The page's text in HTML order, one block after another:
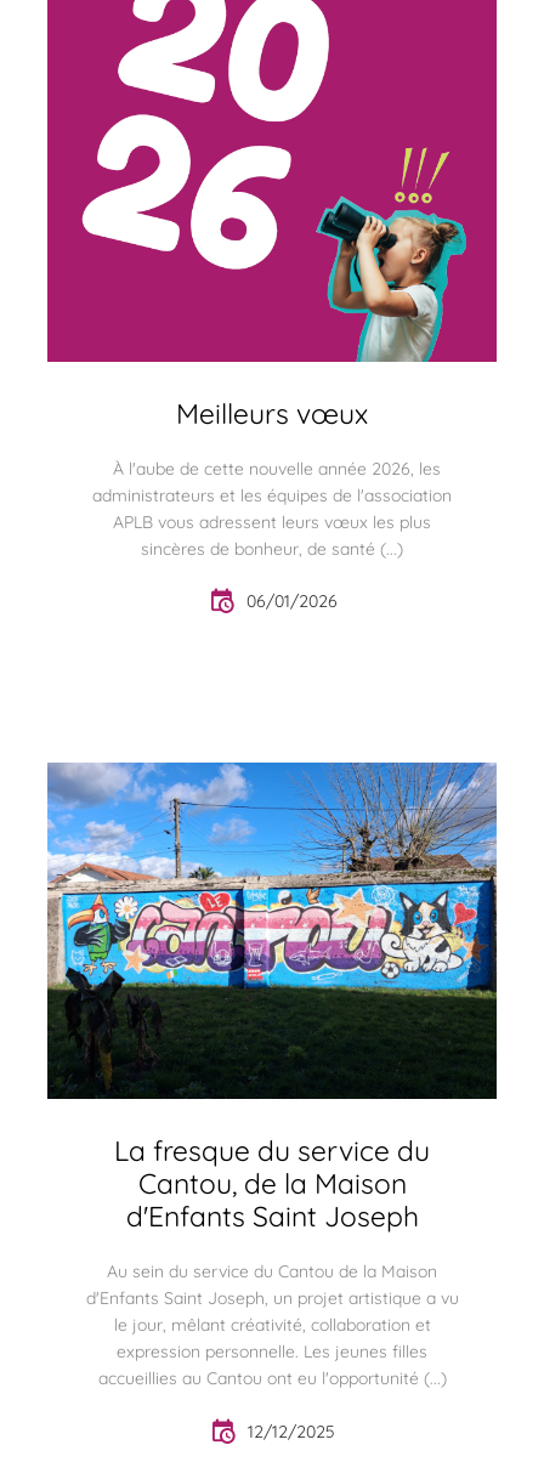
Meilleurs vœux
À l'aube de cette nouvelle année 2026, les
administrateurs et les équipes de l'association
APLB vous adressent leurs vœux les plus
sincères de bonheur, de santé (...)
06/01/2026
La fresque du service du
Cantou, de la Maison
d'Enfants Saint Joseph
Au sein du service du Cantou de la Maison
d'Enfants Saint Joseph, un projet artistique a vu
le jour, mêlant créativité, collaboration et
expression personnelle. Les jeunes filles
accueillies au Cantou ont eu l'opportunité (...)
12/12/2025